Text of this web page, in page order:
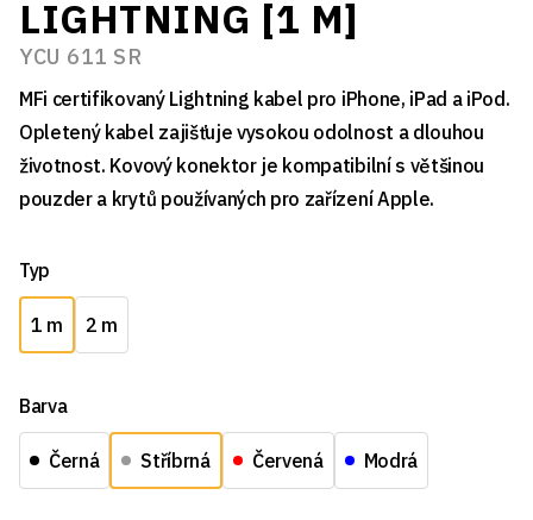
LIGHTNING [1 M]
YCU 611 SR
MFi certifikovaný Lightning kabel pro iPhone, iPad a iPod.
Opletený kabel zajišťuje vysokou odolnost a dlouhou
životnost. Kovový konektor je kompatibilní s většinou
pouzder a krytů používaných pro zařízení Apple.
Typ
1 m 2 m
Barva
Černá Stříbrná Červená Modrá